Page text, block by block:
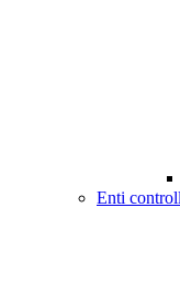
Enti